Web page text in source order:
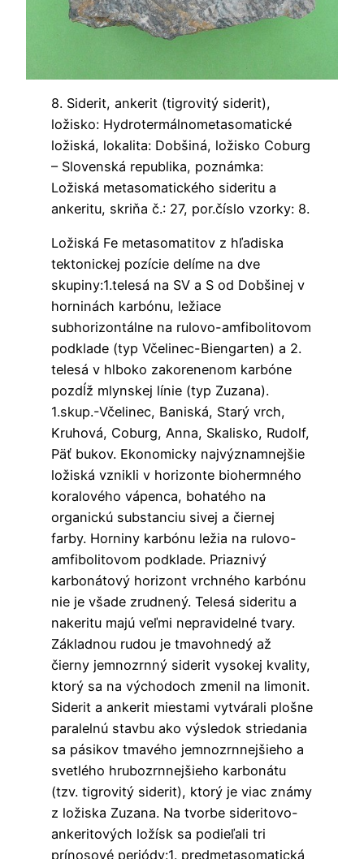
8. Siderit, ankerit (tigrovitý siderit),
ložisko: Hydrotermálnometasomatické
ložiská, lokalita: Dobšiná, ložisko Coburg
– Slovenská republika, poznámka:
Ložiská metasomatického sideritu a
ankeritu, skriňa č.: 27, por.číslo vzorky: 8.
Ložiská Fe metasomatitov z hľadiska
tektonickej pozície delíme na dve
skupiny:1.telesá na SV a S od Dobšinej v
horninách karbónu, ležiace
subhorizontálne na rulovo-amfibolitovom
podklade (typ Včelinec-Biengarten) a 2.
telesá v hlboko zakorenenom karbóne
pozdĺž mlynskej línie (typ Zuzana).
1.skup.-Včelinec, Baniská, Starý vrch,
Kruhová, Coburg, Anna, Skalisko, Rudolf,
Päť bukov. Ekonomicky najvýznamnejšie
ložiská vznikli v horizonte biohermného
koralového vápenca, bohatého na
organickú substanciu sivej a čiernej
farby. Horniny karbónu ležia na rulovo-
amfibolitovom podklade. Priaznivý
karbonátový horizont vrchného karbónu
nie je všade zrudnený. Telesá sideritu a
nakeritu majú veľmi nepravidelné tvary.
Základnou rudou je tmavohnedý až
čierny jemnozrnný siderit vysokej kvality,
ktorý sa na východoch zmenil na limonit.
Siderit a ankerit miestami vytvárali plošne
paralelnú stavbu ako výsledok striedania
sa pásikov tmavého jemnozrnnejšieho a
svetlého hrubozrnnejšieho karbonátu
(tzv. tigrovitý siderit), ktorý je viac známy
z ložiska Zuzana. Na tvorbe sideritovo-
ankeritových ložísk sa podieľali tri
prínosové periódy:1. predmetasomatická